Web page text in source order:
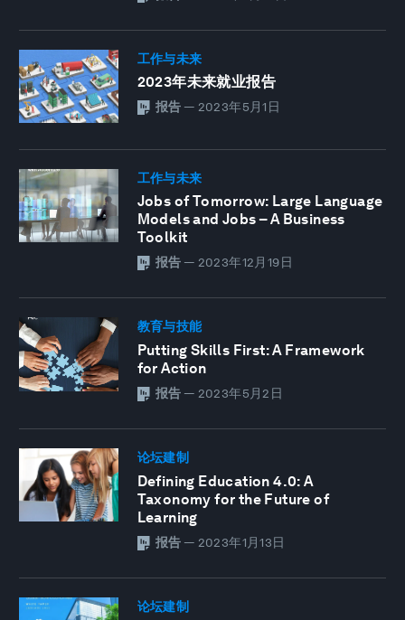
工作与未来
2023年未来就业报告
报告 — 2023年5月1日
工作与未来
Jobs of Tomorrow: Large Language
Models and Jobs – A Business
Toolkit
报告 — 2023年12月19日
教育与技能
Putting Skills First: A Framework
for Action
报告 — 2023年5月2日
论坛建制
Defining Education 4.0: A
Taxonomy for the Future of
Learning
报告 — 2023年1月13日
论坛建制